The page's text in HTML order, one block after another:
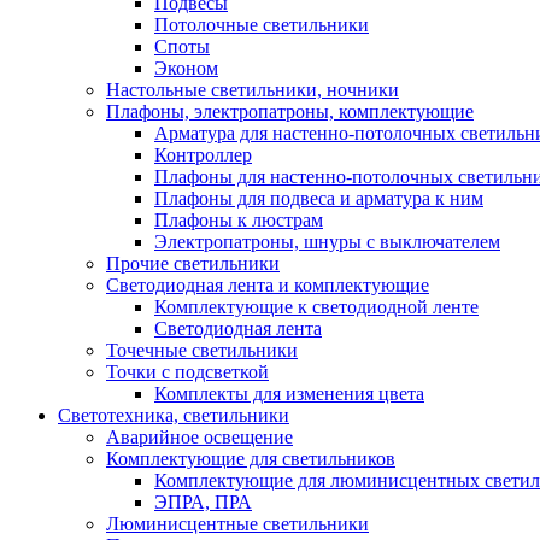
Потолочные светильники
Споты
Эконом
Настольные светильники, ночники
Плафоны, электропатроны, комплектующие
Арматура для настенно-потолочных
Контроллер
Плафоны для настенно-потолочных
Плафоны для подвеса и арматура к ним
Плафоны к люстрам
Электропатроны, шнуры с выключателем
Прочие светильники
Светодиодная лента и комплектующие
Комплектующие к светодиодной ленте
Светодиодная лента
Точечные светильники
Точки с подсветкой
Комплекты для изменения цвета
Светотехника, светильники
Аварийное освещение
Комплектующие для светильников
Комплектующие для люминисцентных
ЭПРА, ПРА
Люминисцентные светильники